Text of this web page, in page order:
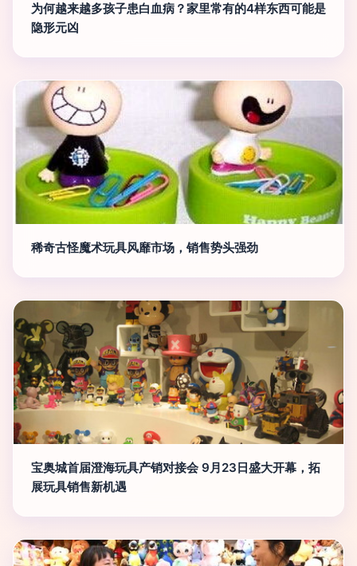
为何越来越多孩子患白血病？家里常有的4样东西可能是
隐形元凶
稀奇古怪魔术玩具风靡市场，销售势头强劲
宝奥城首届澄海玩具产销对接会 9月23日盛大开幕，拓
展玩具销售新机遇